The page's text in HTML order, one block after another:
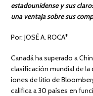
estadounidense y sus
una ventaja sobre sus
Por: JOSÉ A. ROCA*
Canadá ha superado a
clasificación mundial de
iones de litio de
califica a 30 países en